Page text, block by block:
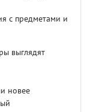
с предметами и
выглядят
новее